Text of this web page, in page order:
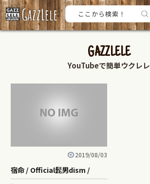
GAZZLELE
YouTubeで簡単ウクレレ
2019/08/03
宿命 / Official髭男dism /